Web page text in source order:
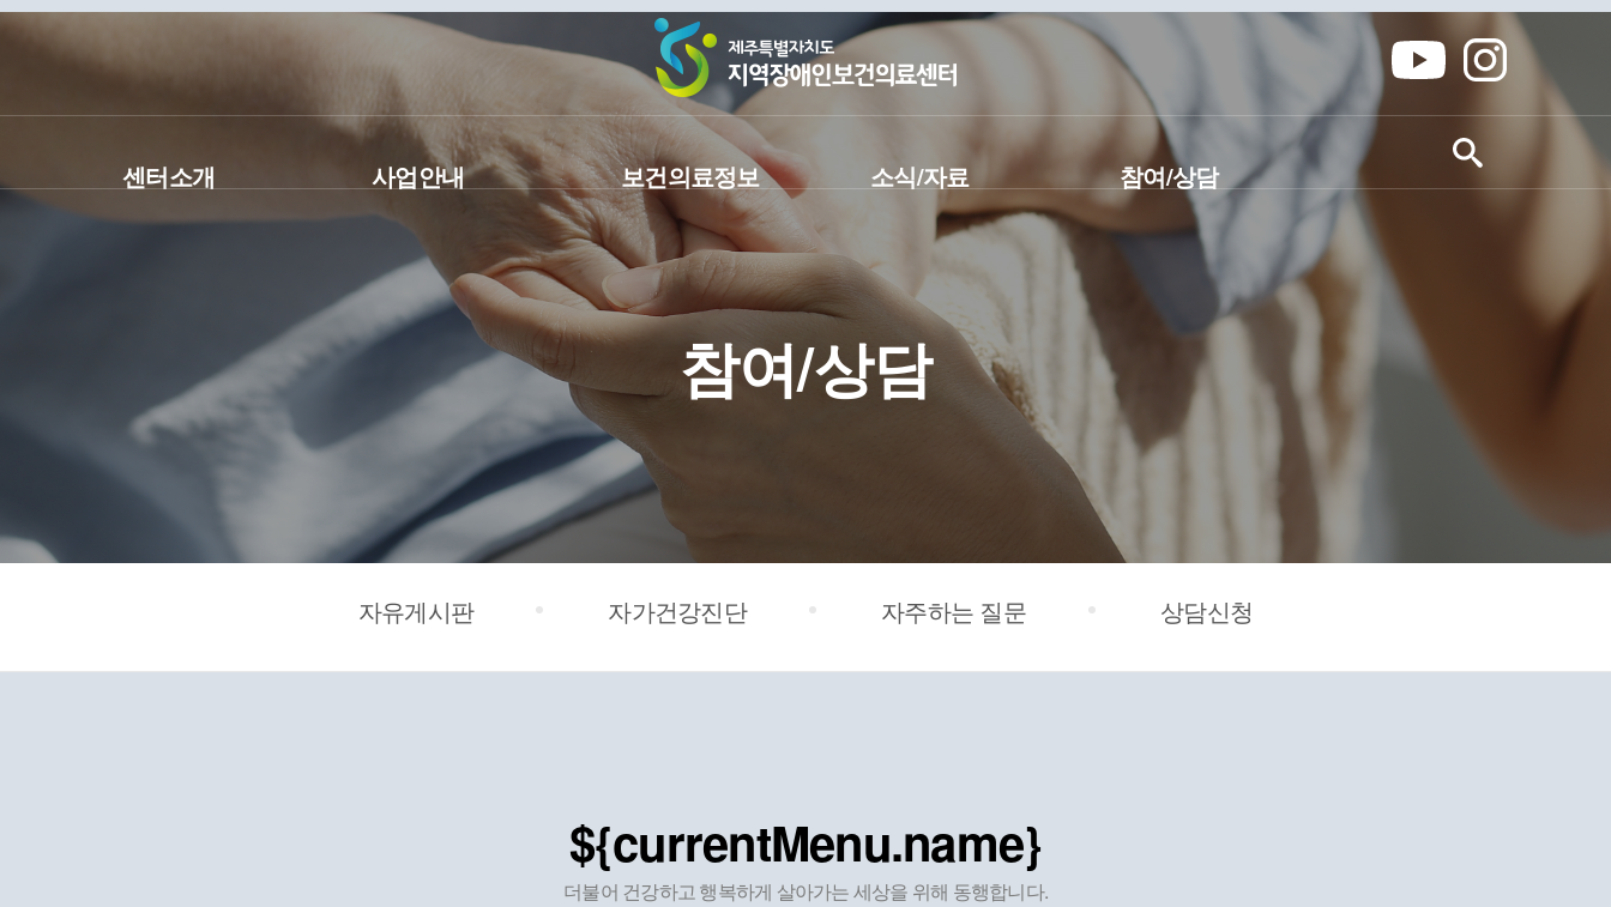
본
기
센터소개 사업안내 보건의료정보 소식/자료 참여/상담
참여/상담
자유게시판 자가건강진단 자주하는 질문 상담신청
${currentMenu.name}
더불어 건강하고 행복하게 살아가는세상을 위해 동행합니다.